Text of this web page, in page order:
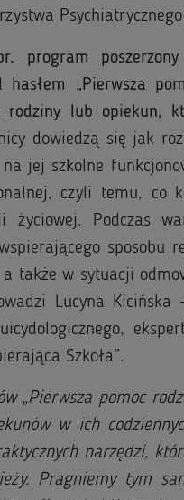
program
hasłem „Pierwsza
rodziny lub opiekun,
dowiedzą się jak
jej szkolne
czyli temu, co
życiowej. Podczas
sposobu
także w sytuacji
Lucyna Kicińska
Szkoła”.
„Pierwsza pomoc
w ich
narzędzi,
Pragniemy tym